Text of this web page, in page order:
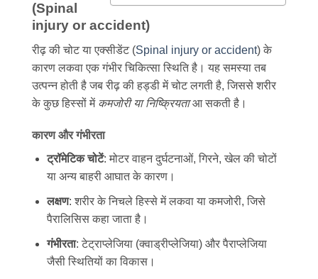
(Spinal
injury or accident)
रीढ़ की चोट या एक्सीडेंट (Spinal injury or accident) के
कारण लकवा एक गंभीर चिकित्सा स्थिति है। यह समस्या तब
उत्पन्न होती है जब रीढ़ की हड्डी में चोट लगती है, जिससे शरीर
के कुछ हिस्सों में कमजोरी या निष्क्रियताआ सकती है।
कारण और गंभीरता
ट्रॉमेटिक चोटें: मोटर वाहन दुर्घटनाओं, गिरने, खेल की चोटों
या अन्य बाहरी आघात के कारण।
लक्षण: शरीर के निचले हिस्से में लकवा या कमजोरी, जिसे
पैरालिसिस कहा जाता है।
गंभीरता: टेट्राप्लेजिया (क्वाड्रीप्लेजिया) और पैराप्लेजिया
जैसी स्थितियों का विकास।